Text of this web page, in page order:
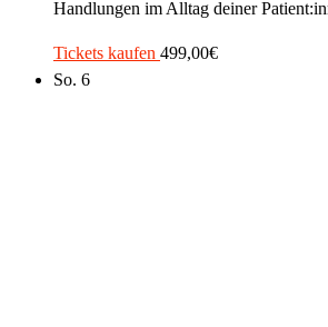
Handlungen im Alltag deiner
Tickets kaufen 499,00€
So. 6